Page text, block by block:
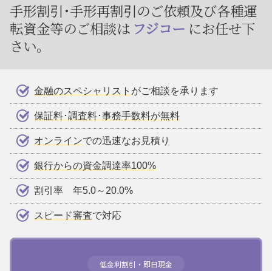
手形割引･手形再割引のご依頼及び各種運
転資金等のご相談は フジコー にお任せ下
さい。
金融のスペシャリスト がご相談を承ります
保証料･調査料･事務手数料が無料
オンラインでの迅速なお見積り
銀行からの資金調達率100%
割引率 年5.0～20.0%
スピード審査で対応
低金利割引・即日現金